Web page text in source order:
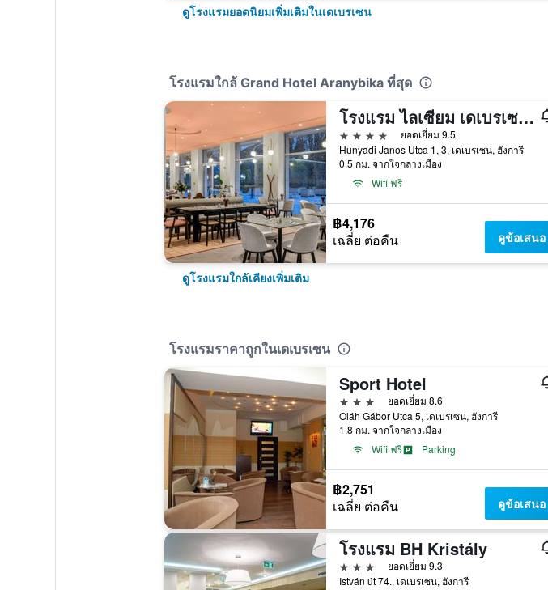
ดูโรงแรมยอดนิยมเพิ่มเติมในเดเบรเซน
โรงแรมใกล้ Grand Hotel Aranybika ที่สุด
โรงแรม ไลเซียม เดเบรเซน - แฮนด์วริทเทน คอลเลคชั่น
4 ดาว
ยอดเยี่ยม 9.5
Hunyadi Janos Utca 1, 3, เดเบรเซน, ฮังการี
0.5 กม. จากใจกลางเมือง
Wifi ฟรี
฿4,176
เฉลี่ย ต่อคืน ดูข้อเสนอ
ดูโรงแรมใกล้เคียงเพิ่มเติม
โรงแรมราคาถูกในเดเบรเซน
Sport Hotel
3 ดาว
ยอดเยี่ยม 8.6
Oláh Gábor Utca 5, เดเบรเซน, ฮังการี
1.8 กม. จากใจกลางเมือง
Wifi ฟรี
Parking
฿2,751
เฉลี่ย ต่อคืน ดูข้อเสนอ
โรงแรม BH Kristály
3 ดาว
ยอดเยี่ยม 9.3
István út 74., เดเบรเซน, ฮังการี